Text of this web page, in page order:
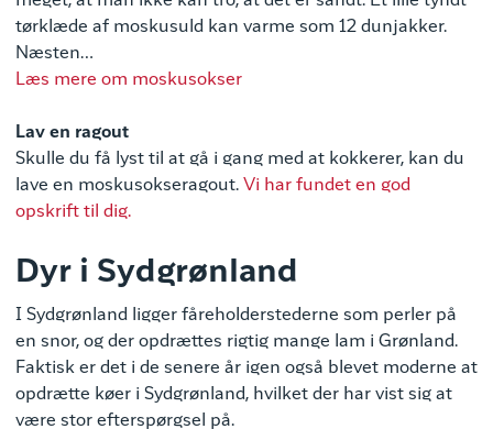
tørklæde af moskusuld kan varme som 12 dunjakker.
Næsten…
Læs mere om moskusokser
Lav en ragout
Skulle du få lyst til at gå i gang med at kokkerer, kan du
lave en moskusokseragout. Vi har fundet en god
opskrift til dig.
Dyr i Sydgrønland
I Sydgrønland ligger fåreholderstederne som perler på
en snor, og der opdrættes rigtig mange lam i Grønland.
Faktisk er det i de senere år igen også blevet moderne at
opdrætte køer i Sydgrønland, hvilket der har vist sig at
være stor efterspørgsel på.